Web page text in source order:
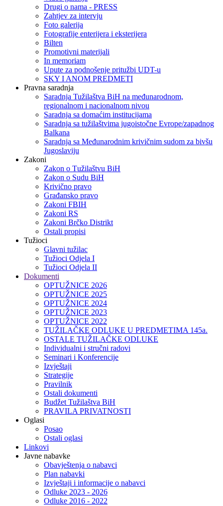
Drugi o nama - PRESS
Zahtjev za intervju
Foto galerija
Fotografije enterijera i eksterijera
Bilten
Promotivni materijali
In memoriam
Upute za podnošenje pritužbi UDT-u
SKY I ANOM PREDMETI
Pravna saradnja
Saradnja Tužilaštva BiH na međunarodnom,
regionalnom i nacionalnom nivou
Saradnja sa domaćim institucijama
Saradnja sa tužilaštvima jugoistočne Evrope/zapadnog
Balkana
Saradnja sa Međunarodnim krivičnim sudom za bivšu
Jugoslaviju
Zakoni
Zakon o Тužilaštvu BiH
Zakon o Sudu BiH
Krivično pravo
Građansko pravo
Zakoni FBIH
Zakoni RS
Zakoni Brčko Distrikt
Ostali propisi
Tužioci
Glavni tužilac
Tužioci Odjela I
Tužioci Odjela II
Dokumenti
OPTUŽNICE 2026
OPTUŽNICE 2025
OPTUŽNICE 2024
OPTUŽNICE 2023
OPTUŽNICE 2022
TUŽILAČKE ODLUKE U PREDMETIMA 145a.
OSTALE TUŽILAČKE ODLUKE
Individualni i stručni radovi
Seminari i Konferencije
Izvještaji
Strategije
Pravilnik
Ostali dokumenti
Budžet Tužilaštva BiH
PRAVILA PRIVATNOSTI
Oglasi
Posao
Ostali oglasi
Linkovi
Javne nabavke
Obavještenja o nabavci
Plan nabavki
Izvještaji i informacije o nabavci
Odluke 2023 - 2026
Odluke 2016 - 2022